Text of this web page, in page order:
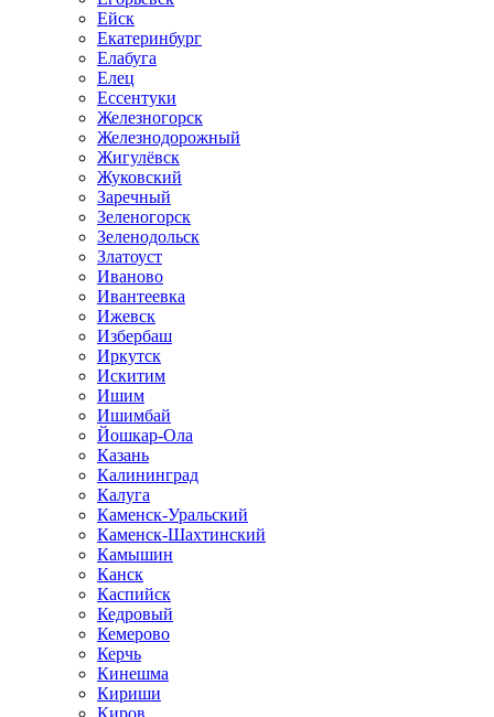
Ейск
Екатеринбург
Елабуга
Елец
Ессентуки
Железногорск
Железнодорожный
Жигулёвск
Жуковский
Заречный
Зеленогорск
Зеленодольск
Златоуст
Иваново
Ивантеевка
Ижевск
Избербаш
Иркутск
Искитим
Ишим
Ишимбай
Йошкар-Ола
Казань
Калининград
Калуга
Каменск-Уральский
Каменск-Шахтинский
Камышин
Канск
Каспийск
Кедровый
Кемерово
Керчь
Кинешма
Кириши
Киров